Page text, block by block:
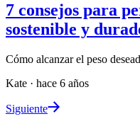
7 consejos para
sostenible y
Cómo alcanzar el peso
Kate · hace 6 años
Siguiente